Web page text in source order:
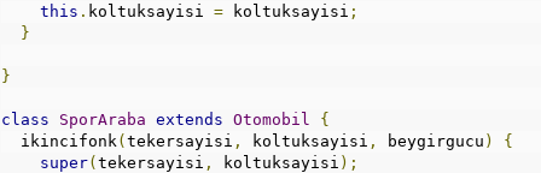
this . koltuksayisi = koltuksayisi ;
}
}
class SporAraba extends Otomobil
{
  ikincifonk
( tekersayisi , koltuksayisi , beygirgucu )
{
super( tekersayisi , koltuksayisi );